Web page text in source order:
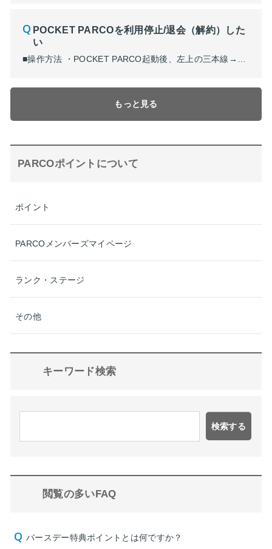
POCKET PARCOを利用停止/退会（解約）した
い
もっと見る
PARCOポイントについて
ポイント
PARCOメンバーズマイページ
ランク・ステージ
その他
キーワード検索
検索する
閲覧の多いFAQ
バースデー特典ポイントとは何ですか？